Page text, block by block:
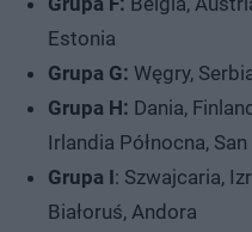
Estonia
Grupa G: Węgry,
Grupa H: Dania,
Irlandia Północna,
Grupa I: Szwajcaria,
Białoruś, Andora